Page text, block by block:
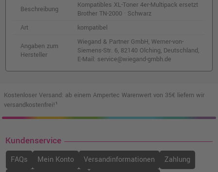
Beschreibung
Kompatibles XL-Toner 4er-Multipack ersetzt
Brother TN-2000 · Schwarz
Art
kompatibel
Angaben zum
Hersteller
Wiegand & Partner GmbH, Werner-von-
Siemens-Str. 6, 82140 Olching, Deutschland,
E-Mail: service@wiegand-gmbh.de
Kostenloser Versand: ab einem Ampertec Warenwert von 35€ liefern wir
versandkostenfrei!¹
Kundenservice
FAQs Mein Konto Versandinformationen
Zahlung